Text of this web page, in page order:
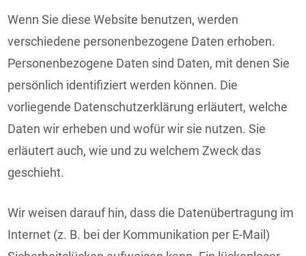
Wenn Sie diese Website benutzen, werden
verschiedene personenbezogene Daten erhoben.
Personenbezogene Daten sind Daten, mit denen Sie
persönlich identifiziert werden können. Die
vorliegende Datenschutzerklärung erläutert, welche
Daten wir erheben und wofür wir sie nutzen. Sie
erläutert auch, wie und zu welchem Zweck das
geschieht.
Wir weisen darauf hin, dass die Datenübertragung im
Internet (z. B. bei der Kommunikation per E-Mail)